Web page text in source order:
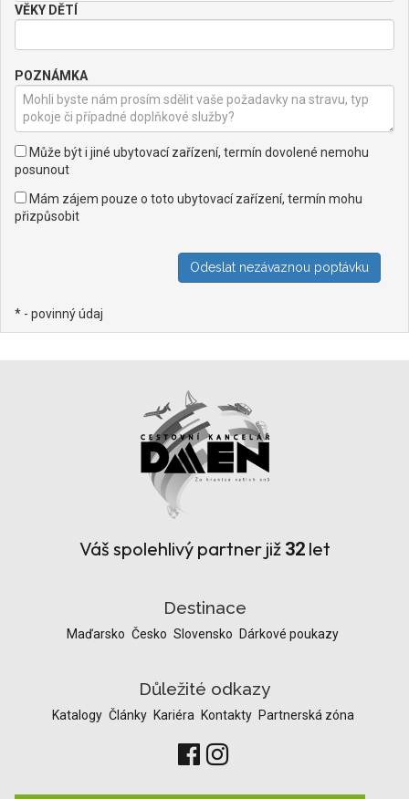
VĚKY DĚTÍ
POZNÁMKA
Může být i jiné ubytovací zařízení, termín dovolené nemohu
posunout
Mám zájem pouze o toto ubytovací zařízení, termín mohu
přizpůsobit
* - povinný údaj
Váš spolehlivý partner již 32let
Destinace
Maďarsko Česko Slovensko Dárkové poukazy
Důležité odkazy
Katalogy Články Kariéra Kontakty Partnerská zóna